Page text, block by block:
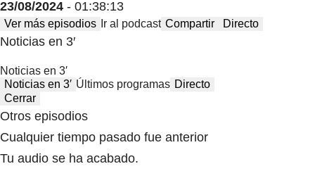
23/08/2024 - 01:38:13
Ver más episodios Ir al podcast Compartir Directo
Noticias en 3′
Noticias en 3′
Noticias en 3′ Últimos programas Directo
Cerrar
Otros episodios
Cualquier tiempo pasado fue anterior
Tu audio se ha acabado.